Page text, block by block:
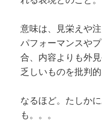
意味は、見栄えや
パフォーマンスや
合、内容よりも外
乏しいものを批判
なるほど。たしか
も。。。